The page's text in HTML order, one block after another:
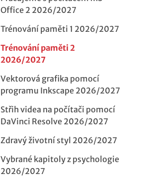
Office 2 2026/2027
Trénování paměti 1 2026/2027
Trénování paměti 2
2026/2027
Vektorová grafika pomocí
programu Inkscape 2026/2027
Střih videa na počítači pomocí
DaVinci Resolve 2026/2027
Zdravý životní styl 2026/2027
Vybrané kapitoly z psychologie
2026/2027